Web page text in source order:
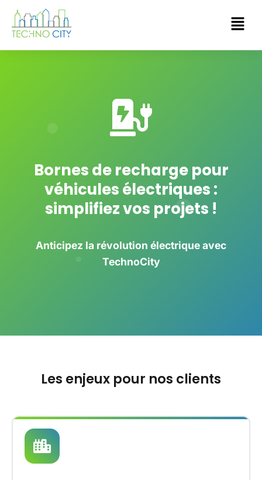
Bornes de recharge pour
véhicules électriques :
simplifiez vos projets !
Anticipez la révolution électrique avec
TechnoCity
Les enjeux pour nos clients